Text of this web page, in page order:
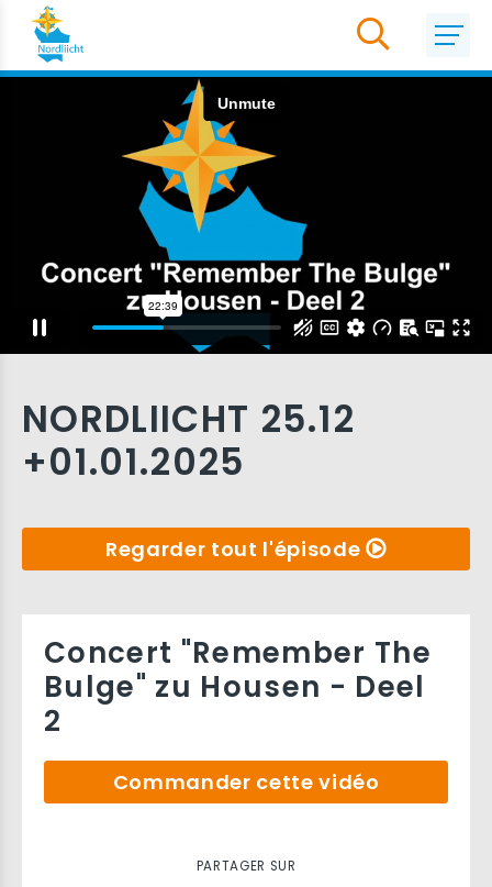
NORDLIICHT 25.12
+01.01.2025
Regarder tout l'épisode
Concert "Remember The
Bulge" zu Housen - Deel
2
Commander cette vidéo
PARTAGER SUR